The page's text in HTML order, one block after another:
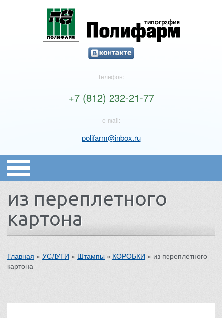
Телефон:
+7 (812) 232-21-77
e-mail:
polifarm@inbox.ru
из переплетного
картона
Главная » УСЛУГИ » Штампы » КОРОБКИ » из переплетного
картона